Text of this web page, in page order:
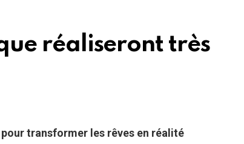
réaliseront très
transformer les rêves en réalité